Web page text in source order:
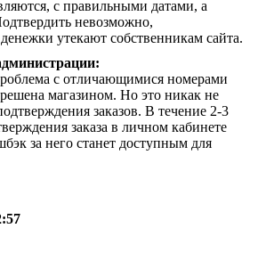
с правильными датами, а
невозможно,
утекают собственникам сайта.
с отличающимися номерами
решена магазином. Но это никак не
заказов. В течение 2-3
заказа в личном кабинете
за него станет доступным для